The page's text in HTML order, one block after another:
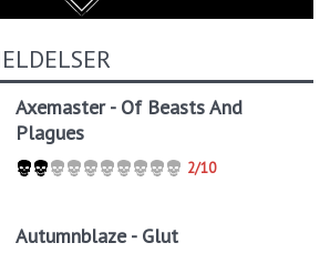
Axemaster - Of Beasts And
Plagues
2/10
Autumnblaze - Glut